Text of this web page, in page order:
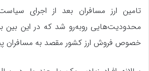
تامین ارز مسافران بعد از اجرای
محدودیت‌هایی روبه‌رو شد که در این بین
خصوص فروش ارز کشور مقصد به مسافران